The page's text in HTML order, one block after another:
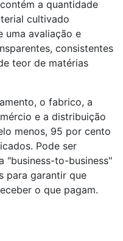
a quantidade
cultivado
uma avaliação e
consistentes
teor de matérias
o fabrico, a
e a distribuição
menos, 95 por cento
Pode ser
"business-to-business"
para garantir que
o que pagam.